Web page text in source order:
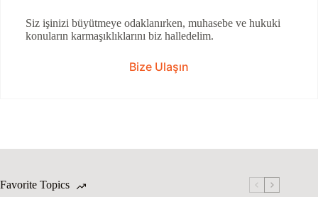
Siz işinizi büyütmeye odaklanırken, muhasebe ve hukuki
konuların karmaşıklıklarını biz halledelim.
Bize Ulaşın
Favorite Topics